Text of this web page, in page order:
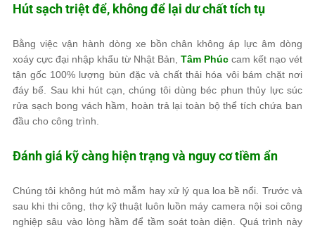
Hút sạch triệt để, không để lại dư chất tích tụ
Bằng việc vận hành dòng xe bồn chân không áp lực âm dòng
xoáy cực đại nhập khẩu từ Nhật Bản, Tâm Phúc cam kết nạo vét
tận gốc 100% lượng bùn đặc và chất thải hóa vôi bám chặt nơi
đáy bể. Sau khi hút cạn, chúng tôi dùng béc phun thủy lực súc
rửa sạch bong vách hầm, hoàn trả lại toàn bộ thể tích chứa ban
đầu cho công trình.
Đánh giá kỹ càng hiện trạng và nguy cơ tiềm ẩn
Chúng tôi không hút mò mẫm hay xử lý qua loa bề nổi. Trước và
sau khi thi công, thợ kỹ thuật luôn luồn máy camera nội soi công
nghiệp sâu vào lòng hầm để tầm soát toàn diện. Quá trình này